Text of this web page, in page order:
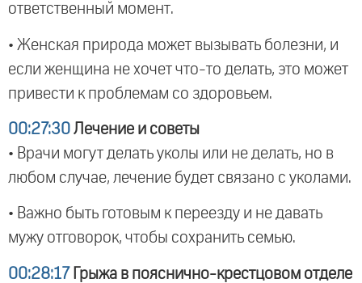
ответственный момент.
• Женская природа может вызывать болезни, и
если женщина не хочет что-то делать, это может
привести к проблемам со здоровьем.
00:27:30 Лечение и советы
• Врачи могут делать уколы или не делать, но в
любом случае, лечение будет связано с уколами.
• Важно быть готовым к переезду и не давать
мужу отговорок, чтобы сохранить семью.
00:28:17 Грыжа в пояснично-крестцовом отделе